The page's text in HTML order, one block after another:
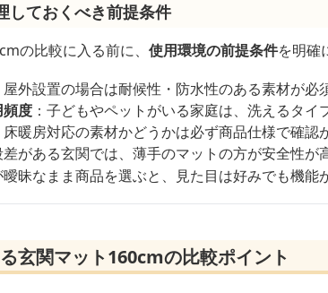
しておくべき前提条件
の比較に入る前に、 使用環境の前提条件を明確
屋外設置の場合は耐候性・防水性のある素材が必
度 ：子どもやペットがいる家庭は、洗えるタ
床暖房対応の素材かどうかは必ず商品仕様で確認
差がある玄関では、薄手のマットの方が安全性が
昧なまま商品を選ぶと、見た目は好みでも機能
玄関マット160cmの比較ポイント